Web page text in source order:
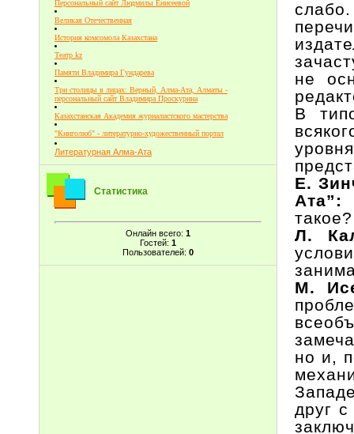
Персональный сайт Людмилы Енисеевой
Великая Отечественная
История комсомола Казахстана
Театр.kz
Памяти Владимира Гундарева
Три столицы в лицах: Верный, Алма-Ата, Алматы -
персональный сайт Владимира Проскурина
Казахстанская Академия журналистского мастерства
"Книголюб" - литературно-художественный портал
Литературная Алма-Ата
Статистика
Онлайн всего: 1
Гостей: 1
Пользователей: 0
не
В
Е.
такое?
Л.
М.
но и,
друг